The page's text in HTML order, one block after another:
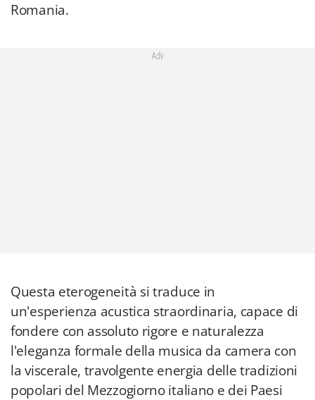
Romania.
Adv
Questa eterogeneità si traduce in
un'esperienza acustica straordinaria, capace di
fondere con assoluto rigore e naturalezza
l'eleganza formale della musica da camera con
la viscerale, travolgente energia delle tradizioni
popolari del Mezzogiorno italiano e dei Paesi